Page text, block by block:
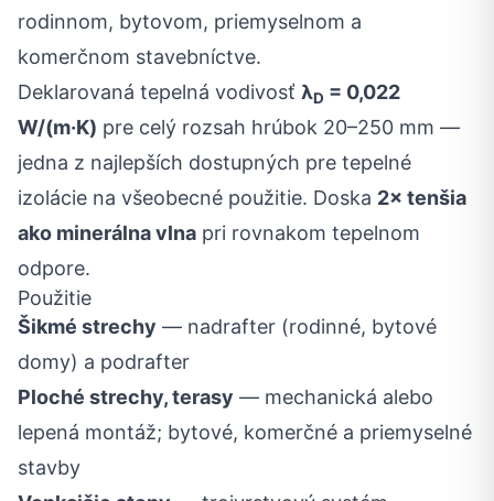
rodinnom, bytovom, priemyselnom a
komerčnom stavebníctve.
Deklarovaná tepelná vodivosť λD = 0,022
W/(m·K) pre celý rozsah hrúbok 20–250 mm —
jedna z najlepších dostupných pre tepelné
izolácie na všeobecné použitie. Doska 2× tenšia
ako minerálna vlna pri rovnakom tepelnom
odpore.
Použitie
Šikmé strechy — nadrafter (rodinné, bytové
domy) a podrafter
Ploché strechy, terasy — mechanická alebo
lepená montáž; bytové, komerčné a priemyselné
stavby